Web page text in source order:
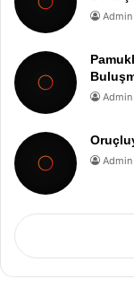
Admin
Admin
Admin